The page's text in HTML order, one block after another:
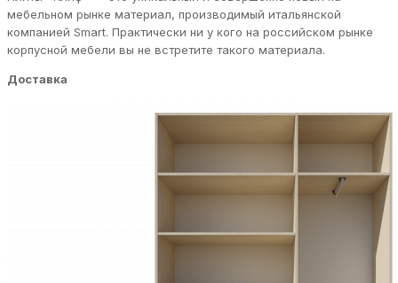
мебельном рынке материал, производимый итальянской
компанией Smart. Практически ни у кого на российском рынке
корпусной мебели вы не встретите такого материала.
Доставка